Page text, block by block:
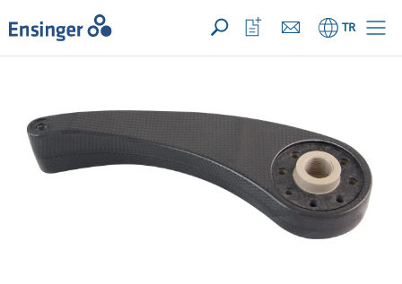
TALEBİNİZ ({{productCount}} ÜRÜNLER) AÇIK
Anasayfa TR
İzleme
listeni
aç